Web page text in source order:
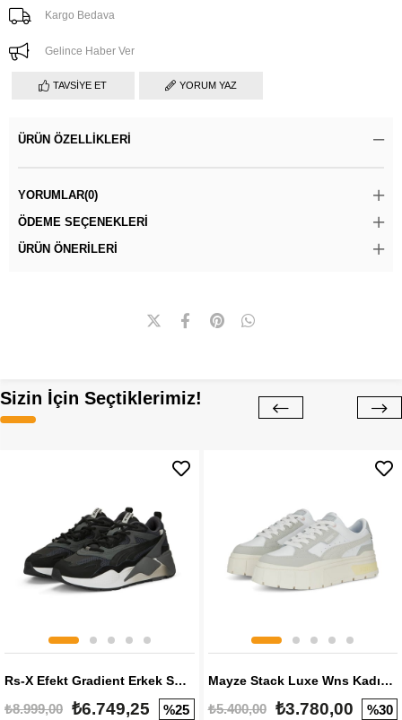
Kargo Bedava
Gelince Haber Ver
TAVSIYE ET YORUM YAZ
ÜRÜN ÖZELLIKLERI
YORUMLAR(0)
ÖDEME SEÇENEKLERI
ÜRÜN ÖNERILERI
Sizin İçin Seçtiklerimiz!
Rs-X Efekt Gradient Erkek Sneaker
₺8.999,00 ₺6.749,25 %25
Mayze Stack Luxe Wns Kadın Sneaker
₺5.400,00 ₺3.780,00 %30